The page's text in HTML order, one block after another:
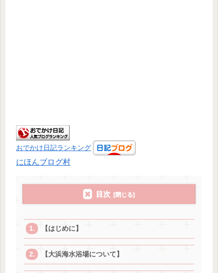
おでかけ日記ランキング
にほんブログ村
目次
【はじめに】
【大浜海水浴場について】